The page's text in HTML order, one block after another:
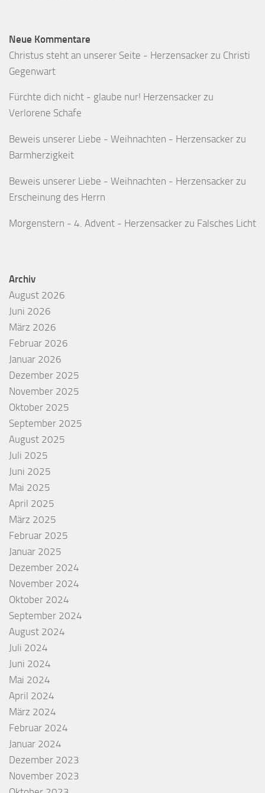
Neue Kommentare
Christus steht an unserer Seite - Herzensacker zu Christi
Gegenwart
Fürchte dich nicht - glaube nur! Herzensacker zu
Verlorene Schafe
Beweis unserer Liebe - Weihnachten - Herzensacker zu
Barmherzigkeit
Beweis unserer Liebe - Weihnachten - Herzensacker zu
Erscheinung des Herrn
Morgenstern - 4. Advent - Herzensacker zu Falsches Licht
Archiv
August 2026
Juni 2026
März 2026
Februar 2026
Januar 2026
Dezember 2025
November 2025
Oktober 2025
September 2025
August 2025
Juli 2025
Juni 2025
Mai 2025
April 2025
März 2025
Februar 2025
Januar 2025
Dezember 2024
November 2024
Oktober 2024
September 2024
August 2024
Juli 2024
Juni 2024
Mai 2024
April 2024
März 2024
Februar 2024
Januar 2024
Dezember 2023
November 2023